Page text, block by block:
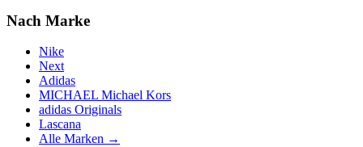
Nach Marke
Nike
Next
Adidas
MICHAEL Michael Kors
adidas Originals
Lascana
Alle Marken →